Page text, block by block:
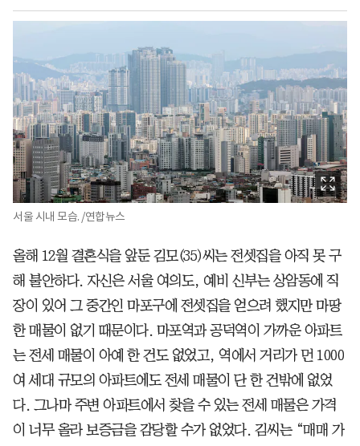
서울 시내 모습. /연합뉴스
올해 12월 결혼식을 앞둔 김모(35)씨는 전셋집을 아직 못 구
해 불안하다. 자신은 서울 여의도, 예비 신부는 상암동에 직
장이 있어 그 중간인 마포구에 전셋집을 얻으려 했지만 마땅
한 매물이 없기 때문이다. 마포역과 공덕역이 가까운 아파트
는 전세 매물이 아예 한 건도 없었고, 역에서 거리가 먼 1000
여 세대 규모의 아파트에도 전세 매물이 단 한 건밖에 없었
다. 그나마 주변 아파트에서 찾을 수 있는 전세 매물은 가격
이 너무 올라 보증금을 감당할 수가 없었다. 김씨는 “매매 가